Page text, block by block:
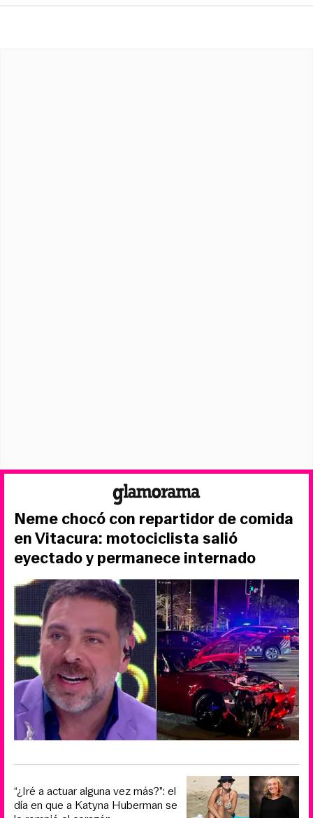
Neme chocó con repartidor de comida
en Vitacura: motociclista salió
eyectado y permanece internado
“¿Iré a actuar alguna vez más?”: el
día en que a Katyna Huberman se